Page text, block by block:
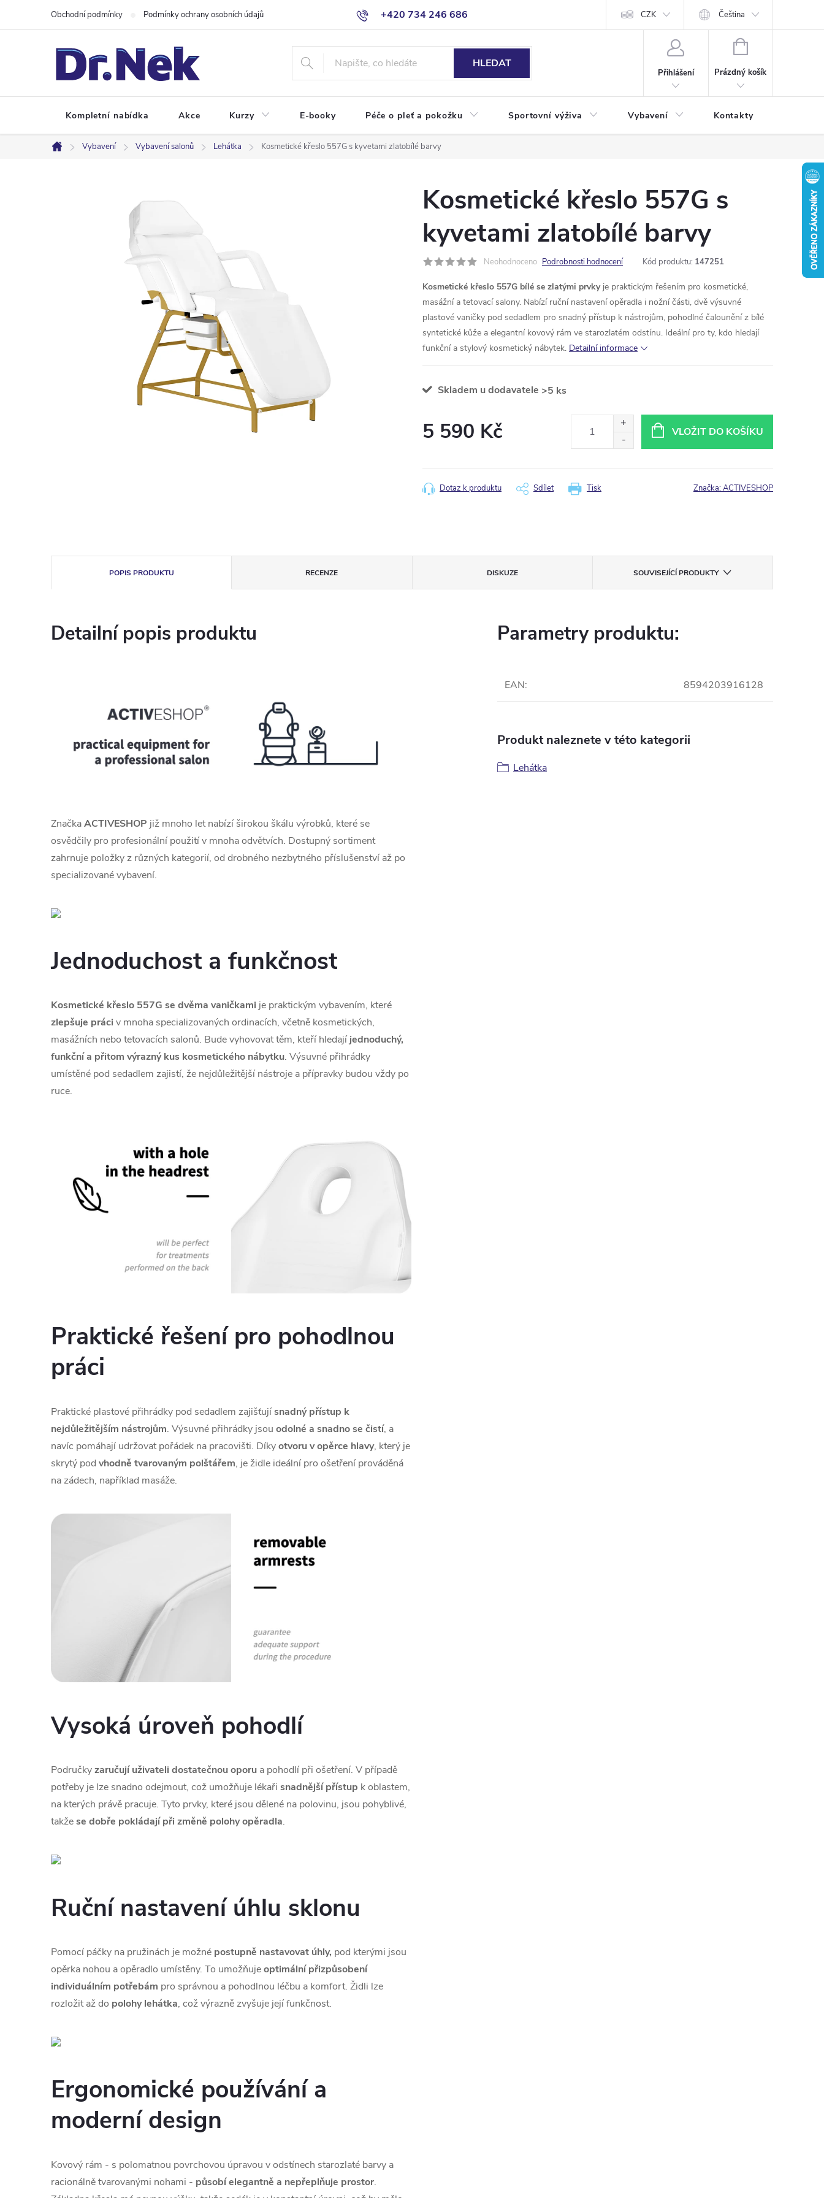
+420 734 246 686
Obchodní podmínky Podmínky ochrany osobních údajů CZK Čeština
HLEDAT
Přihlášení
NÁKUPNÍ
Prázdný košík
Kompletní nabídka Akce Kurzy E-booky Péče o pleť a pokožku Sportovní výživa Vybavení Kontakty
Domů
Vybavení Vybavení salonů Lehátka Kosmetické křeslo 557G s kyvetami zlatobílé barvy
Kosmetické křeslo 557G s
kyvetami zlatobílé barvy
Neohodnoceno Podrobnosti hodnocení Kód produktu: 147251
Kosmetické křeslo 557G bílé se zlatými prvkyje praktickým řešením pro kosmetické,
masážní a tetovací salony. Nabízí ruční nastavení opěradla i nožní části, dvě výsuvné
plastové vaničky pod sedadlem pro snadný přístup k nástrojům, pohodlné čalounění z bílé
syntetické kůže a elegantní kovový rám ve starozlatém odstínu. Ideální pro ty, kdo hledají
funkční a stylový kosmetický nábytek. Detailní informace
Skladem u dodavatele >5 ks
5 590 Kč VLOŽIT DO KOŠÍKU
Tisk
Dotaz k produktu Sdílet Značka:ACTIVESHOP
POPIS PRODUKTU RECENZE DISKUZE SOUVISEJÍCÍ PRODUKTY
Detailní popis produktu
ZnačkaACTIVESHOP již mnoho let nabízí širokou škálu výrobků, které se
osvědčily pro profesionální použití v mnoha odvětvích. Dostupný sortiment
zahrnuje položky z různých kategorií, od drobného nezbytného příslušenství až po
specializované vybavení.
Jednoduchost a funkčnost
Kosmetické křeslo 557G se dvěma vaničkami je praktickým vybavením, které
zlepšuje práci v mnoha specializovaných ordinacích, včetně kosmetických,
masážních nebo tetovacích salonů. Bude vyhovovat těm, kteří hledajíjednoduchý,
funkční a přitom výrazný kus kosmetického nábytku. Výsuvné přihrádky
umístěné pod sedadlem zajistí, že nejdůležitější nástroje a přípravky budou vždy po
ruce.
Praktické řešení pro pohodlnou
práci
Praktické plastové přihrádky pod sedadlem zajišťujísnadný přístup k
nejdůležitějším nástrojům. Výsuvné přihrádky jsou odolné a snadno se čistí, a
navíc pomáhají udržovat pořádek na pracovišti. Díkyotvoru v opěrce hlavy, který je
skrytý pod vhodně tvarovaným polštářem, je židle ideální pro ošetření prováděná
na zádech, například masáže.
Vysoká úroveň pohodlí
Područkyzaručují uživateli dostatečnou oporu a pohodlí při ošetření. V případě
potřeby je lze snadno odejmout, což umožňuje lékaři snadnější přístup k oblastem,
na kterých právě pracuje. Tyto prvky, které jsou dělené na polovinu, jsou pohyblivé,
takžese dobře pokládají při změně polohy opěradla.
Ruční nastavení úhlu sklonu
Pomocí páčky na pružinách je možné postupně nastavovat úhly, pod kterými jsou
opěrka nohou a opěradlo umístěny. To umožňujeoptimální přizpůsobení
individuálním potřebám pro správnou a pohodlnou léčbu a komfort. Židli lze
rozložit až do polohy lehátka, což výrazně zvyšuje její funkčnost.
Ergonomické používání a
moderní design
Kovový rám - s polomatnou povrchovou úpravou v odstínech starozlaté barvy a
racionálně tvarovanými nohami - působí elegantně a nepřeplňuje prostor.
Parametry produktu:
EAN: 8594203916128
Produkt naleznete v této kategorii
Lehátka